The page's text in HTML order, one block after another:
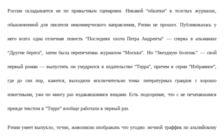
России складывается не по привычным сценариям. Никакой “обкатки” в толстых журналах,
обыкновенной для писателя некоммерческого направления, Репин не прошел. Публиковалась у
него всего одна отличная повесть “Последняя охота Петра Андреича” — сперва в альманахе
“Другие берега”, затем была перепечатана журналом “Москва”. Но “Звездную болезнь” — свой
первый роман — выпустить он умудрился в издательстве “Терра”, причем в серии “Избранное”,
где до сих пор, кажется, выходили исключительно томы литературных грандов с хорошо
известными, уже по многу раз издававшимися вещами. Есть подозрение, что с не печатавшимся
прежде текстом в “Терре” вообще работали в первый раз.
Репин умеет выпукло, точно, живописно изображать что угодно: ночной траффик по альпийскому